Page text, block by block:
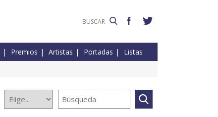
Premios Artistas Portadas Listas